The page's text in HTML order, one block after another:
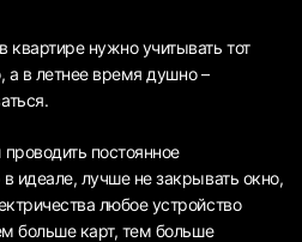
квартире нужно учитывать тот
а в летнее время душно –
постоянное
идеале, лучше не закрывать окно,
любое устройство
больше карт, тем больше